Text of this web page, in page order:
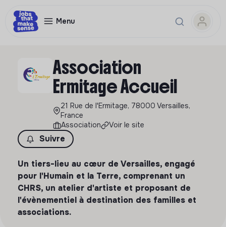
Menu
Association
Ermitage Accueil
21 Rue de l'Ermitage, 78000 Versailles,
France
Association
Voir le site
Suivre
Un tiers-lieu au cœur de Versailles, engagé
pour l'Humain et la Terre, comprenant un
CHRS, un atelier d'artiste et proposant de
l'évènementiel à destination des familles et
associations.